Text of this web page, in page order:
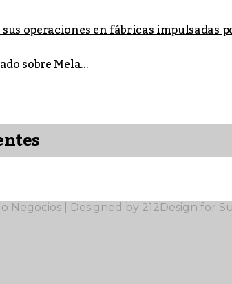
operaciones en fábricas impulsadas
sobre Mela...
Negocios | Designed by 212Design for